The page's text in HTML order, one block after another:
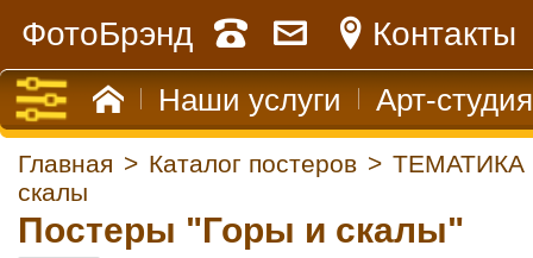
ФотоБрэнд Контакты
Наши услуги Арт-студия
Главная > Каталог постеров > ТЕМАТИКА
скалы
Постеры "Горы и скалы"